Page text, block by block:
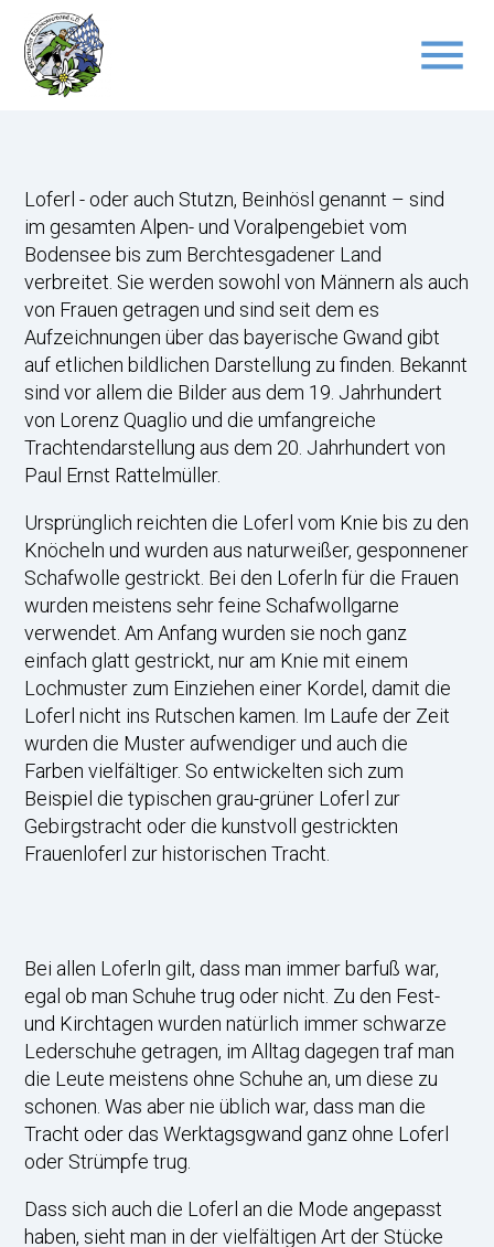
menu
Loferl - oder auch Stutzn, Beinhösl genannt – sind
im gesamten Alpen- und Voralpengebiet vom
Bodensee bis zum Berchtesgadener Land
verbreitet. Sie werden sowohl von Männern als auch
von Frauen getragen und sind seit dem es
Aufzeichnungen über das bayerische Gwand gibt
auf etlichen bildlichen Darstellung zu finden. Bekannt
sind vor allem die Bilder aus dem 19. Jahrhundert
von Lorenz Quaglio und die umfangreiche
Trachtendarstellung aus dem 20. Jahrhundert von
Paul Ernst Rattelmüller.
Ursprünglich reichten die Loferl vom Knie bis zu den
Knöcheln und wurden aus naturweißer, gesponnener
Schafwolle gestrickt. Bei den Loferln für die Frauen
wurden meistens sehr feine Schafwollgarne
verwendet. Am Anfang wurden sie noch ganz
einfach glatt gestrickt, nur am Knie mit einem
Lochmuster zum Einziehen einer Kordel, damit die
Loferl nicht ins Rutschen kamen. Im Laufe der Zeit
wurden die Muster aufwendiger und auch die
Farben vielfältiger. So entwickelten sich zum
Beispiel die typischen grau-grüner Loferl zur
Gebirgstracht oder die kunstvoll gestrickten
Frauenloferl zur historischen Tracht.
Bei allen Loferln gilt, dass man immer barfuß war,
egal ob man Schuhe trug oder nicht. Zu den Fest-
und Kirchtagen wurden natürlich immer schwarze
Lederschuhe getragen, im Alltag dagegen traf man
die Leute meistens ohne Schuhe an, um diese zu
schonen. Was aber nie üblich war, dass man die
Tracht oder das Werktagsgwand ganz ohne Loferl
oder Strümpfe trug.
Dass sich auch die Loferl an die Mode angepasst
haben, sieht man in der vielfältigen Art der Stücke